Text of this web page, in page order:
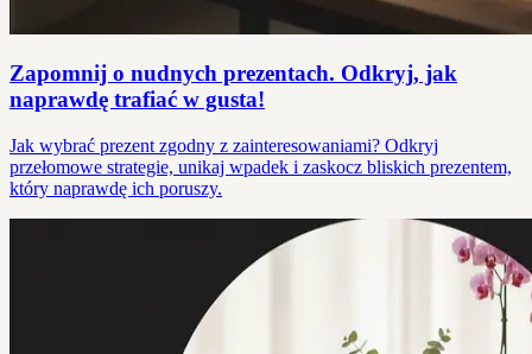
Zapomnij o nudnych prezentach. Odkryj, jak
naprawdę trafiać w gusta!
Jak wybrać prezent zgodny z zainteresowaniami? Odkryj
przełomowe strategie, unikaj wpadek i zaskocz bliskich prezentem,
który naprawdę ich poruszy.